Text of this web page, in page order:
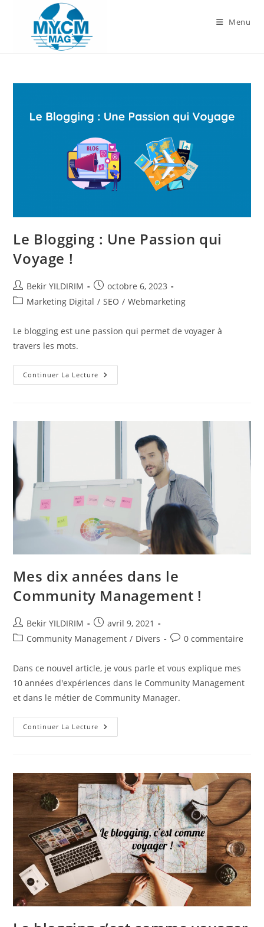
Menu
Le Blogging : Une Passion qui
Voyage !
Auteur/autrice
de
Bekir YILDIRIM
Publication
publiée :
octobre 6, 2023
PostMarketing Digital / SEO / Webmarketing
Le blogging est une passion qui permet de voyager à
travers les mots.
Continuer La Lecture Le
Blogging
Voyage
Mes dix années dans le
Community Management !
Auteur/autrice
de
Bekir YILDIRIM
Publication
publiée :
avril 9, 2021
PostCommunity Management / Divers
Commentaires
publication :
0 commentaire
Dans ce nouvel article, je vous parle et vous explique mes
10 années d'expériences dans le Community Management
et dans le métier de Community Manager.
Continuer La Lecture Mes
Dix
Management
!